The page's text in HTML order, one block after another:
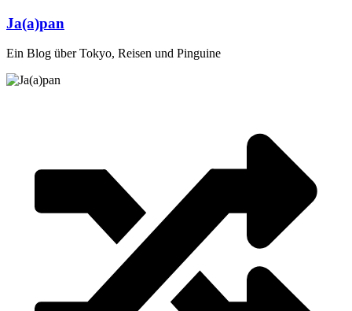
Zum
Inhalt
springen
Ja(a)pan
Ein Blog über Tokyo, Reisen und Pinguine